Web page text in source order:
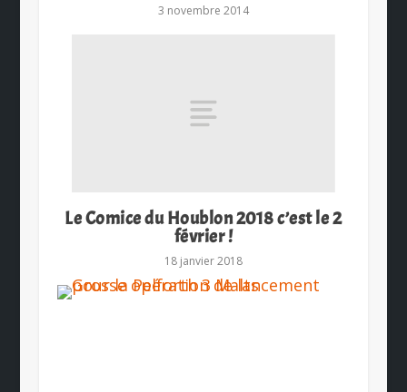
3 novembre 2014
Le Comice du Houblon 2018 c’est le 2
février !
18 janvier 2018